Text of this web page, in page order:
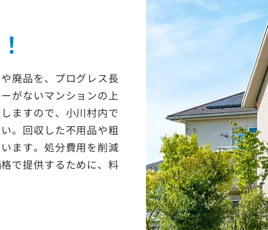
廃品を、プログレス長
がないマンションの上
ますので、小川村内で
。回収した不用品や粗
ます。処分費用を削減
で提供するために、料